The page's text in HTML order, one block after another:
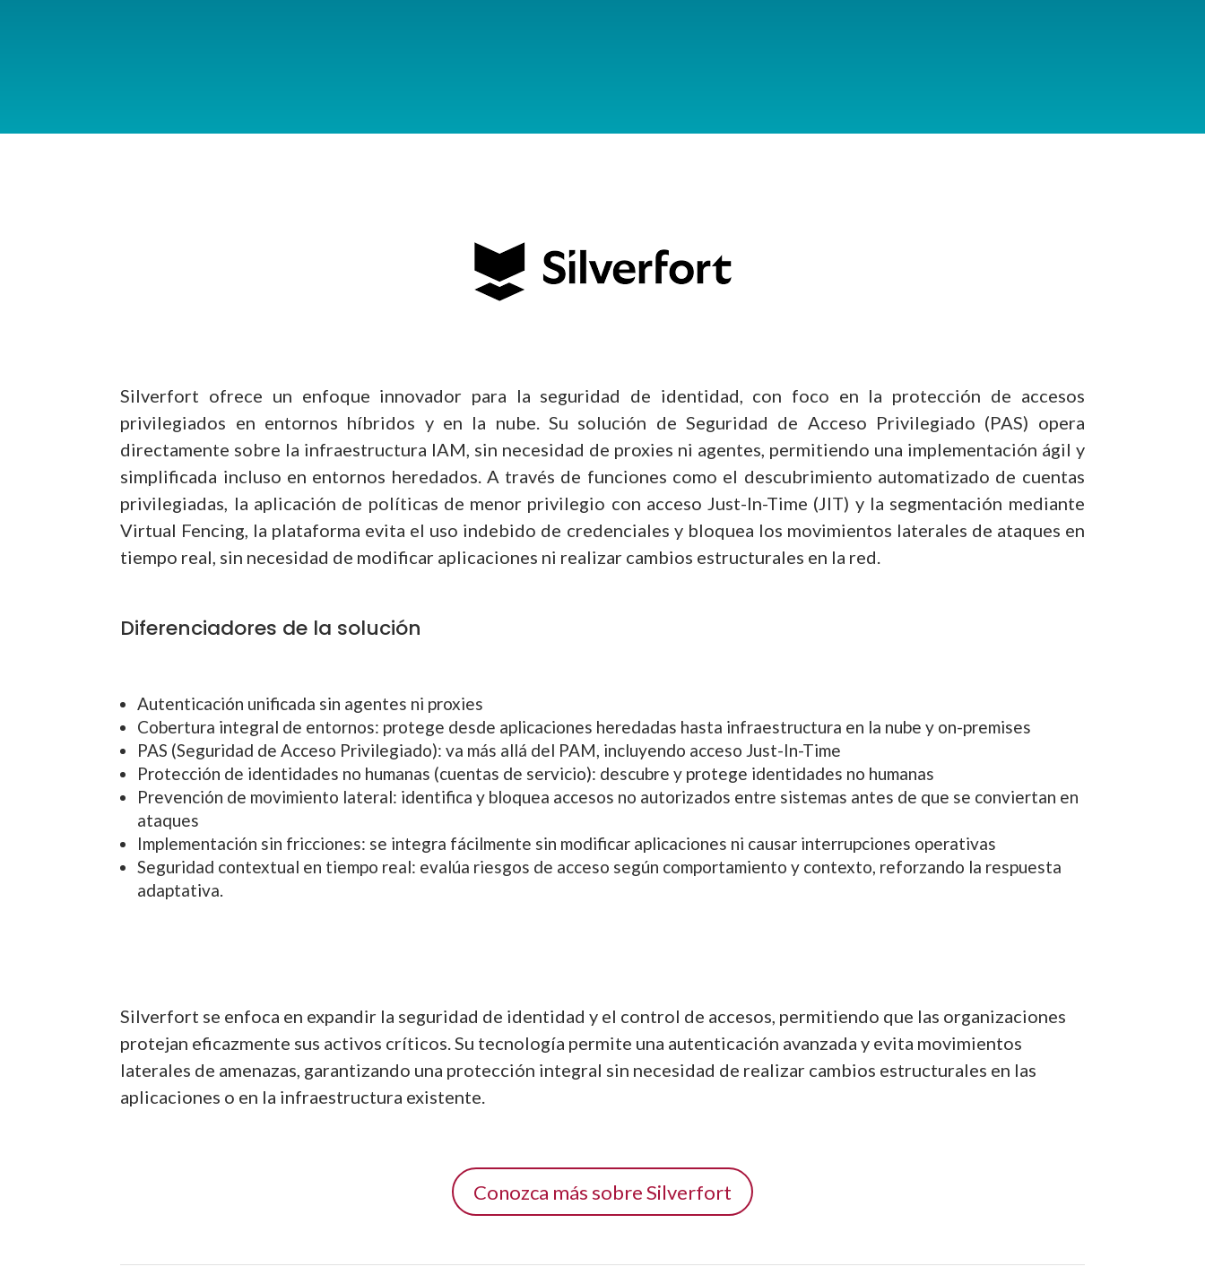
Silverfort ofrece un enfoque innovador para la seguridad de identidad, con foco en la protección de accesos
privilegiados en entornos híbridos y en la nube. Su solución de Seguridad de Acceso Privilegiado (PAS) opera
directamente sobre la infraestructura IAM, sin necesidad de proxies ni agentes, permitiendo una implementación ágil y
simplificada incluso en entornos heredados. A través de funciones como el descubrimiento automatizado de cuentas
privilegiadas, la aplicación de políticas de menor privilegio con acceso Just-In-Time (JIT) y la segmentación mediante
Virtual Fencing, la plataforma evita el uso indebido de credenciales y bloquea los movimientos laterales de ataques en
tiempo real, sin necesidad de modificar aplicaciones ni realizar cambios estructurales en la red.
Diferenciadores de la solución
Autenticación unificada sin agentes ni proxies
Cobertura integral de entornos: protege desde aplicaciones heredadas hasta infraestructura en la nube y on-premises
PAS (Seguridad de Acceso Privilegiado): va más allá del PAM, incluyendo acceso Just-In-Time
Protección de identidades no humanas (cuentas de servicio): descubre y protege identidades no humanas
Prevención de movimiento lateral: identifica y bloquea accesos no autorizados entre sistemas antes de que se conviertan en
ataques
Implementación sin fricciones: se integra fácilmente sin modificar aplicaciones ni causar interrupciones operativas
Seguridad contextual en tiempo real: evalúa riesgos de acceso según comportamiento y contexto, reforzando la respuesta
adaptativa.
Silverfort se enfoca en expandir la seguridad de identidad y el control de accesos, permitiendo que las organizaciones
protejan eficazmente sus activos críticos. Su tecnología permite una autenticación avanzada y evita movimientos
laterales de amenazas, garantizando una protección integral sin necesidad de realizar cambios estructurales en las
aplicaciones o en la infraestructura existente.
Conozca más sobre Silverfort